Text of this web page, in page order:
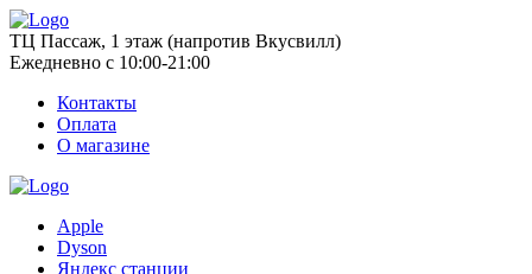
ТЦ Пассаж, 1 этаж (напротив Вкусвилл)
Ежедневно с 10:00-21:00
Контакты
Оплата
О магазине
Apple
Dyson
Яндекс станции